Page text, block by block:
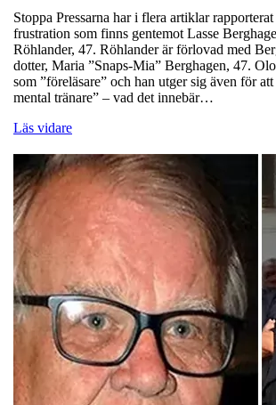
Stoppa Pressarna har i flera artiklar
frustration som finns gentemot Lasse
Röhlander, 47. Röhlander är förlovad med
dotter, Maria ”Snaps-Mia” Berghagen, 47.
som ”föreläsare” och han utger sig även för
mental tränare” – vad det innebär…
Läs vidare